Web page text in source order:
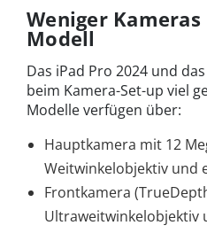
Weniger
Modell
Das iPad Pro 2024 und
beim Kamera-Set-up viel
Modelle verfügen über:
Hauptkamera mit 12
Weitwinkelobjektiv und
Frontkamera
Ultraweitwinkelobjektiv